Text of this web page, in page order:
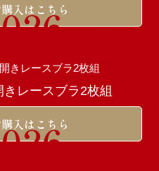
入はこちら
円（税込）
レースブラ2枚組
入はこちら
円（税込）